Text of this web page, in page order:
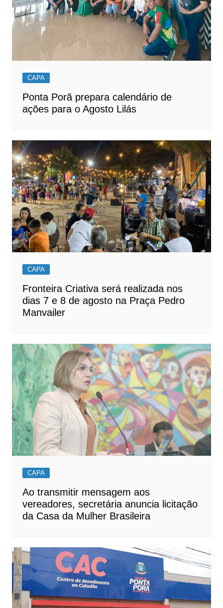
CAPA
Ponta Porã prepara calendário de
ações para o Agosto Lilás
CAPA
Fronteira Criativa será realizada nos
dias 7 e 8 de agosto na Praça Pedro
Manvailer
CAPA
Ao transmitir mensagem aos
vereadores, secretária anuncia licitação
da Casa da Mulher Brasileira